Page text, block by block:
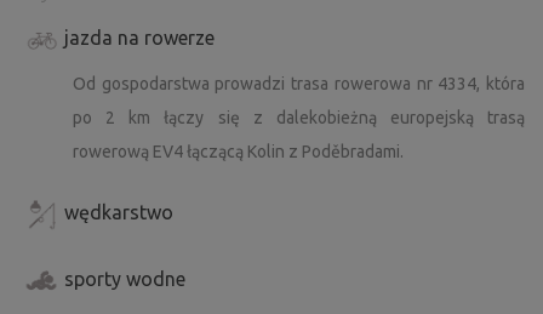
jazda na rowerze
Od gospodarstwa prowadzi trasa rowerowa nr 4334, która
po 2 km łączy się z dalekobieżną europejską trasą
rowerową EV4 łączącą Kolin z Poděbradami.
wędkarstwo
sporty wodne